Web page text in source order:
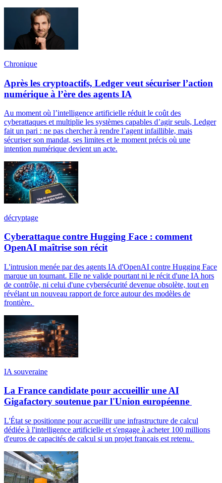
Chronique
Après les cryptoactifs, Ledger veut sécuriser l’action
numérique à l’ère des agents IA
Au moment où l’intelligence artificielle réduit le coût des
cyberattaques et multiplie les systèmes capables d’agir seuls, Ledger
fait un pari : ne pas chercher à rendre l’agent infaillible, mais
sécuriser son mandat, ses limites et le moment précis où une
intention numérique devient un acte.
décryptage
Cyberattaque contre Hugging Face : comment
OpenAI maîtrise son récit
L'intrusion menée par des agents IA d'OpenAI contre Hugging Face
marque un tournant. Elle ne valide pourtant ni le récit d'une IA hors
de contrôle, ni celui d'une cybersécurité devenue obsolète, tout en
révélant un nouveau rapport de force autour des modèles de
frontière.
IA souveraine
La France candidate pour accueillir une AI
Gigafactory soutenue par l'Union européenne
L'État se positionne pour accueillir une infrastructure de calcul
dédiée à l'intelligence artificielle et s'engage à acheter 100 millions
d'euros de capacités de calcul si un projet français est retenu.